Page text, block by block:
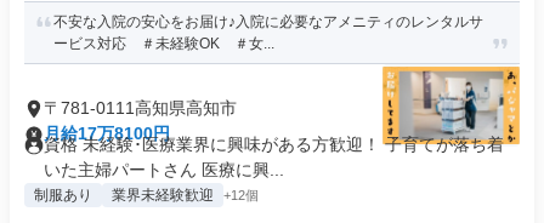
不安な入院の安心をお届け♪入院に必要なアメニティのレンタルサ
ービス対応 ＃未経験OK ＃女...
〒781-0111高知県高知市
月給17万8100円
資格 未経験･医療業界に興味がある方歓迎！ 子育てが落ち着
いた主婦パートさん 医療に興...
制服あり 業界未経験歓迎 +12個